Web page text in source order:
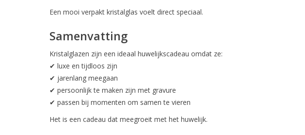
Een mooi verpakt kristalglas voelt direct speciaal.
Samenvatting
Kristalglazen zijn een ideaal huwelijkscadeau omdat ze:
✔ luxe en tijdloos zijn
✔ jarenlang meegaan
✔ persoonlijk te maken zijn met gravure
✔ passen bij momenten om samen te vieren
Het is een cadeau dat meegroeit met het huwelijk.